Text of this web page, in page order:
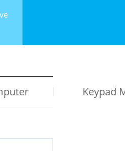
Keypad